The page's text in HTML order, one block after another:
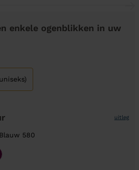
enkele ogenblikken in uw
uitleg
580